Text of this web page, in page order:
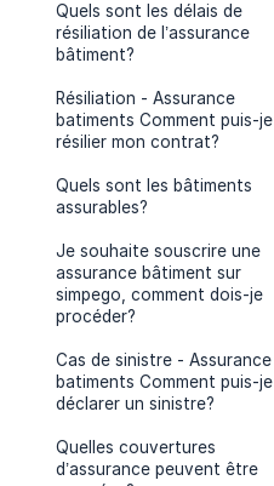
Quels sont les délais de
résiliation de l’assurance
bâtiment?
Résiliation - Assurance
batiments Comment puis-je
résilier mon contrat?
Quels sont les bâtiments
assurables?
Je souhaite souscrire une
assurance bâtiment sur
simpego, comment dois-je
procéder?
Cas de sinistre - Assurance
batiments Comment puis-je
déclarer un sinistre?
Quelles couvertures
d’assurance peuvent être